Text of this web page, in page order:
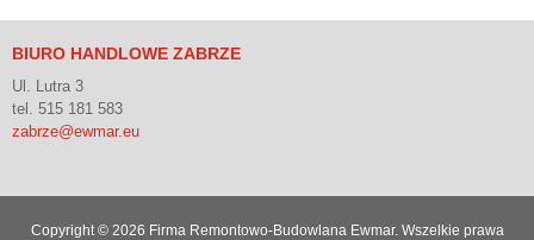
BIURO HANDLOWE ZABRZE
Ul. Lutra 3
tel. 515 181 583
zabrze@ewmar.eu
Copyright © 2026 Firma Remontowo-Budowlana Ewmar. Wszelkie prawa